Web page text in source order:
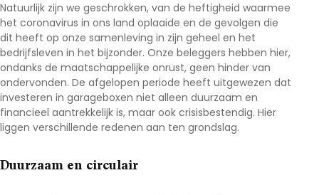
Natuurlijk zijn we geschrokken, van de heftigheid waarmee
het coronavirus in ons land oplaaide en de gevolgen die
dit heeft op onze samenleving in zijn geheel en het
bedrijfsleven in het bijzonder. Onze beleggers hebben hier,
ondanks de maatschappelijke onrust, geen hinder van
ondervonden. De afgelopen periode heeft uitgewezen dat
investeren in garageboxen niet alleen duurzaam en
financieel aantrekkelijk is, maar ook crisisbestendig. Hier
liggen verschillende redenen aan ten grondslag.
Duurzaam en circulair